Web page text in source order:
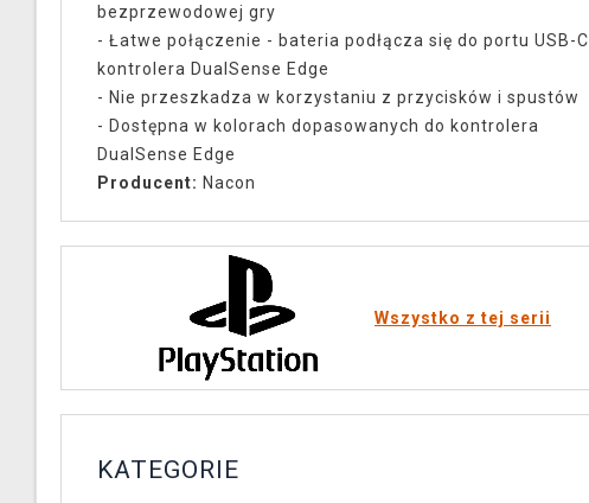
bezprzewodowej gry
- Łatwe połączenie - bateria podłącza się do portu USB-C
kontrolera DualSense Edge
- Nie przeszkadza w korzystaniu z przycisków i spustów
- Dostępna w kolorach dopasowanych do kontrolera
DualSense Edge
Producent: Nacon
Wszystko z tej serii
KATEGORIE